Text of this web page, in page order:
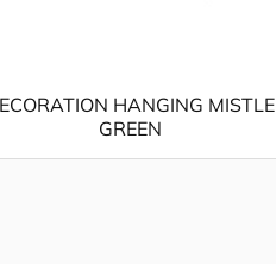
HANGING MISTLE
GREEN